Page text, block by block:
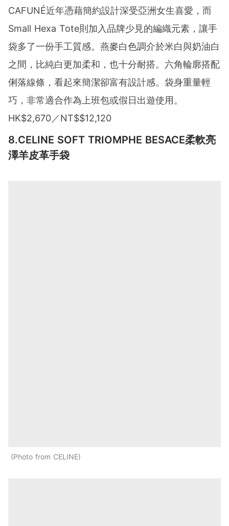
CAFUNÉ近年憑藉簡約設計深受亞洲女生喜愛，而
Small Hexa Tote則加入品牌少見的編織元素，讓手
袋多了一份手工質感。燕麥白色調介於米白與奶油白
之間，比純白更加柔和，也十分耐搭。六角輪廓搭配
俐落線條，看起來簡潔卻富有設計感。袋身重量輕
巧，非常適合作為上班包或假日出遊使用。
HK$2,670／NT$$12,120
8.CELINE SOFT TRIOMPHE BESACE柔軟亮
澤羊皮革手袋
Photo from CELINE